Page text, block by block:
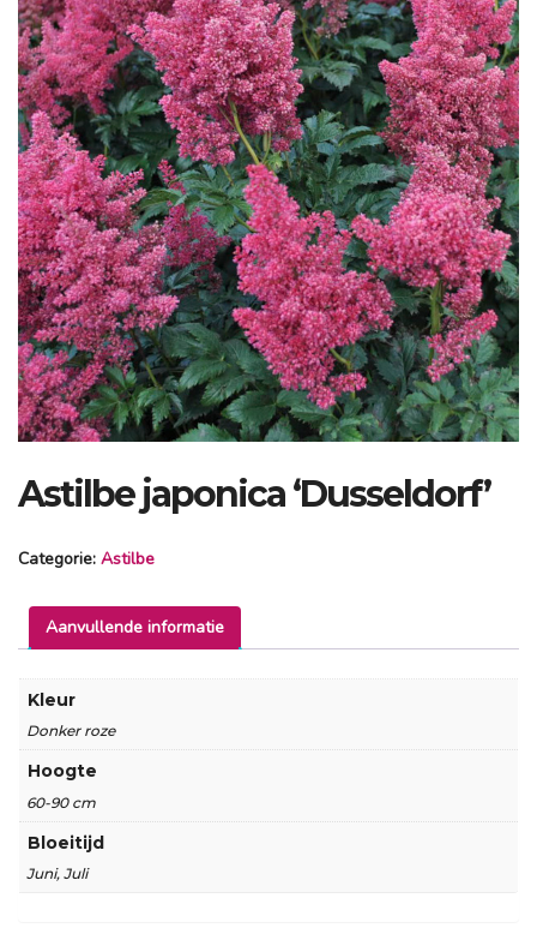
Astilbe japonica ‘Dusseldorf’
Categorie: Astilbe
Aanvullende informatie
Kleur
Donker roze
Hoogte
60-90 cm
Bloeitijd
Juni, Juli